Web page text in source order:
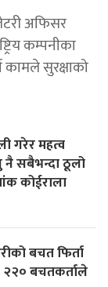
अफिसर
कम्पनीका
कामले सुरक्षाको
गरेर महत्व
नै सबैभन्दा ठूलो
कोईराला
बचत फिर्ता
२२० बचतकर्ताले